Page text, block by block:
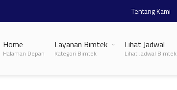
Tentang Kami
Home
Halaman Depan
Layanan Bimtek
Kategori Bimtek
Lihat Jadwal
Lihat Jadwal Bimtek